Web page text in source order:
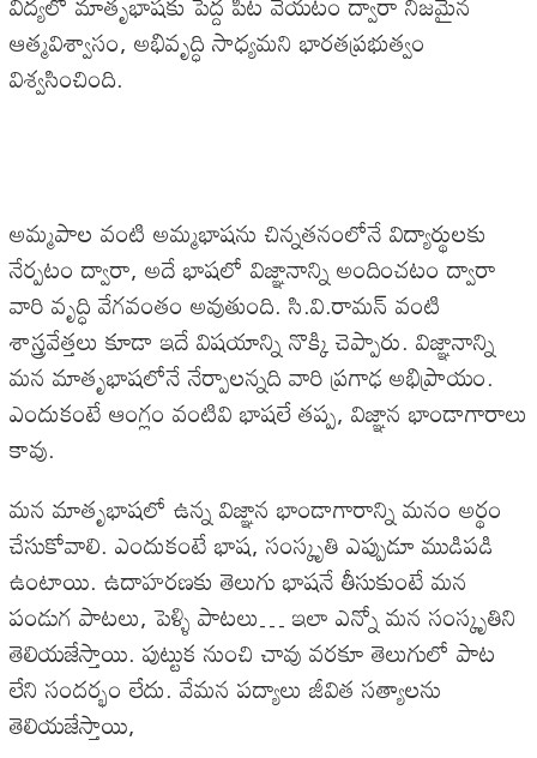
ఆత్మవిశ్వాసం, అభివృద్ధి సాధ్యమని భారతప్రభుత్వం
విశ్వసించింది.
అమ్మపాల వంటి అమ్మభాషను చిన్నతనంలోనే విద్యార్థులకు
నేర్పటం ద్వారా, అదే భాషలో విజ్ఞానాన్ని అందించటం ద్వారా
వారి వృద్ధి వేగవంతం అవుతుంది. సి.వి.రామన్ వంటి
శాస్త్రవేత్తలు కూడా ఇదే విషయాన్ని నొక్కి చెప్పారు. విజ్ఞానాన్ని
మన మాతృభాషలోనే నేర్పాలన్నది వారి ప్రగాఢ అభిప్రాయం.
ఎందుకంటే ఆంగ్లం వంటివి భాషలే తప్ప, విజ్ఞాన భాండాగారాలు
కావు.
మన మాతృభాషలో ఉన్న విజ్ఞాన భాండాగారాన్ని మనం అర్థం
చేసుకోవాలి. ఎందుకంటే భాష, సంస్కృతి ఎప్పుడూ ముడిపడి
ఉంటాయి. ఉదాహరణకు తెలుగు భాషనే తీసుకుంటే మన
పండుగ పాటలు, పెళ్ళి పాటలు… ఇలా ఎన్నో మన సంస్కృతిని
తెలియజేస్తాయి. పుట్టుక నుంచి చావు వరకూ తెలుగులో పాట
లేని సందర్భం లేదు. వేమన పద్యాలు జీవిత సత్యాలను
తెలియజేస్తాయి,